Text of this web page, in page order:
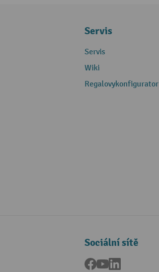
Servis
Servis
Wiki
Regalovykonfigurator
Sociální sítě
Facebook
YouTube